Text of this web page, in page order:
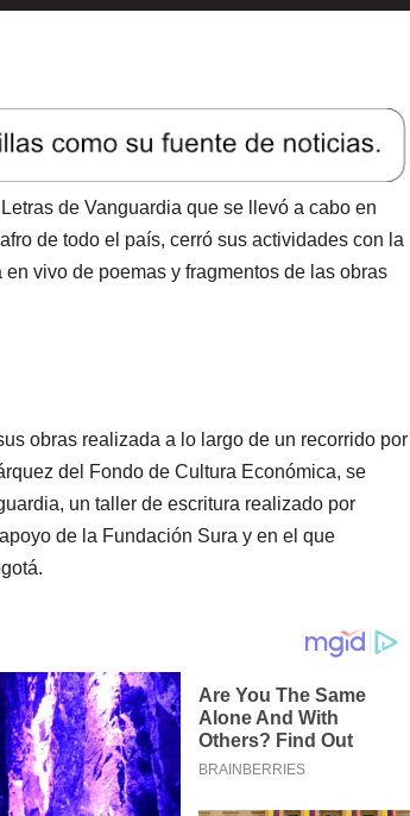
de Vanguardia que se llevó a cabo en
de todo el país, cerró sus actividades con la
vivo de poemas y fragmentos de las obras
obras realizada a lo largo de un recorrido por
del Fondo de Cultura Económica, se
un taller de escritura realizado por
de la Fundación Sura y en el que